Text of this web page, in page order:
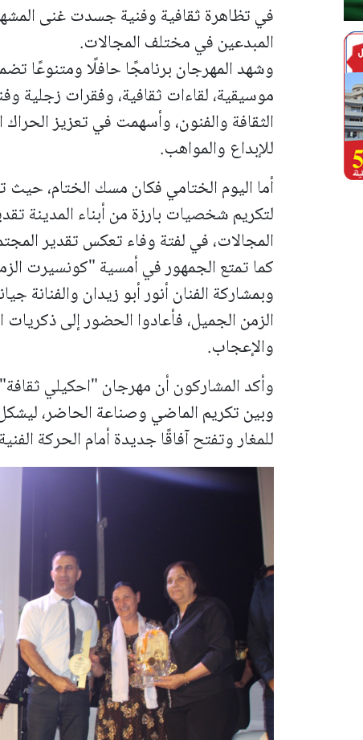
في تظاهرة ثقافية وفنية جسدت غنى
المبدعين في مختلف المجالات.
وشهد المهرجان برنامجًا حافلًا ومتنوعًا
موسيقية، لقاءات ثقافية، وفقرات زجلية
الثقافة والفنون، وأسهمت في تعزيز
للإبداع والمواهب.
أما اليوم الختامي فكان مسك الختام،
لتكريم شخصيات بارزة من أبناء المدينة
المجالات، في لفتة وفاء تعكس تقدير
كما تمتع الجمهور في أمسية "كونسيرت
وبمشاركة الفنان أنور أبو زيدان والفنانة
الزمن الجميل، فأعادوا الحضور إلى
والإعجاب.
وأكد المشاركون أن مهرجان "احكيلي
وبين تكريم الماضي وصناعة الحاضر،
للمغار وتفتح آفاقًا جديدة أمام الحركة